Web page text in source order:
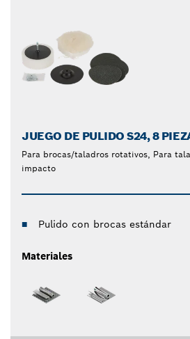
accesorio de lijado para taladro.
JUEGO DE PULIDO S24, 8
Para brocas/taladros rotativos, Para
impacto
Pulido con brocas estándar
Materiales